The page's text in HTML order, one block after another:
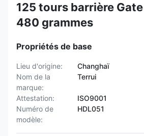
125 tours barrière
480 grammes
Propriétés de base
Lieu d'origine:
Changhaï
Nom de la
marque:
Terrui
Attestation:
ISO9001
Numéro de
modèle:
HDL051